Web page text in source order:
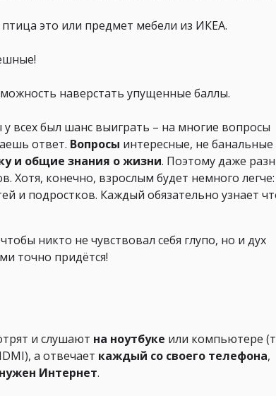
это или предмет мебели из ИКЕА.
наверстать упущенные баллы.
всех был шанс выиграть – на многие вопросы
ответ. Вопросы интересные, не банальные
и общие знания о жизни. Поэтому даже
Хотя, конечно, взрослым будет немного легче:
и подростков. Каждый обязательно узнает
чтобы никто не чувствовал себя глупо, но и дух
точно придётся!
и слушают на ноутбуке или компьютере
а отвечает каждый со своего телефона,
нужен Интернет.